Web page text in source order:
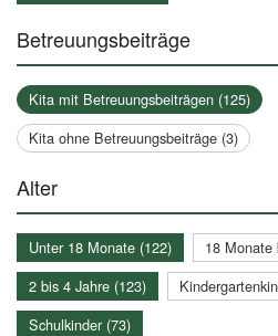
Betreuungsbeiträge
Kita mit Betreuungsbeiträgen (125)
Kita ohne Betreuungsbeiträge (3)
Alter
Unter 18 Monate (122)
18 Monate
2 bis 4 Jahre (123)
Schulkinder (73)